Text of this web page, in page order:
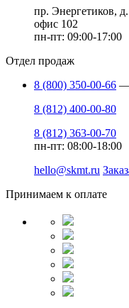
пр. Энергетиков,
офис 102
пн-пт: 09:00-17:00
Отдел продаж
8 (800) 350-00-66 —
8 (812) 400-00-80
8 (812) 363-00-70
пн-пт: 08:00-18:00
hello@skmt.ru
Принимаем к оплате